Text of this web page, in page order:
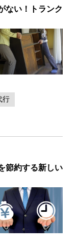
ない！トランク
行
節約する新しい